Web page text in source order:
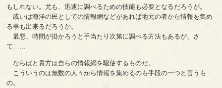
もしれない。尤も、迅速に調べるための技能も必要となるだろうが。
或いは海洋の民としての情報網などがあれば地元の者から情報を集め
る事も出来るだろうか。
最悪、時間が掛かろうと手当たり次第に調べる方法もあるが、さ
て……
ならばと貴方は自らの情報網を駆使するものだ。
こういうのは無数の人々から情報を集めるのも手段の一つと言うも
の。